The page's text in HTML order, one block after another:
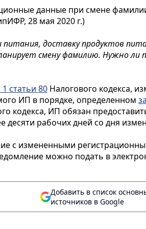
данные при смене
28 мая 2020 г.)
доставку продуктов
смену фамилию. Нужно
статьи 80 Налогового кодекса,
ИП в порядке, определенном
кодекса, ИП обязан
десяти рабочих дней со дня
с измененными
можно подать в
Добавить в список
источников в Google